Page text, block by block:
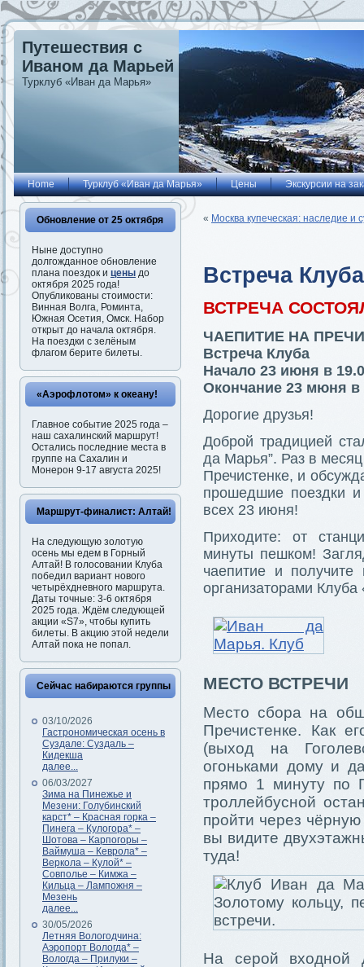
Путешествия с
Иваном да Марьей
Турклуб «Иван да Марья»
Home Турклуб «Иван да Марья» Цены Экскурсии на
Обновление от 25 октября
Ныне доступно
долгожданное обновление
плана поездок и цены до
октября 2025 года!
Опубликованы стоимости:
Винная Волга, Роминта,
Южная Осетия, Омск. Набор
открыт до начала октября.
На поездки с зелёным
флагом берите билеты.
«Аэрофлотом» к океану!
Главное событие 2025 года –
наш сахалинский маршрут!
Остались последние места в
группе на Сахалин и
Монерон 9-17 августа 2025!
Маршрут-финалист: Алтай!
На следующую золотую
осень мы едем в Горный
Алтай! В голосовании Клуба
победил вариант нового
четырёхдневного маршрута.
Даты точные: 3-6 октября
2025 года. Ждём следующей
акции «S7», чтобы купить
билеты. В акцию этой недели
Алтай пока не попал.
Сейчас набираются группы
03/10/2026
Гастрономическая осень в
Суздале: Суздаль –
Кидекша
далее...
06/03/2027
Зима на Пинежье и
Мезени: Голубинский
карст* – Красная горка –
Пинега – Кулогора* –
Шотова – Карпогоры –
Ваймуша – Кеврола* –
Веркола – Кулой* –
Совполье – Кимжа –
Кильца – Лампожня –
Мезень
далее...
30/05/2026
Летняя Вологодчина:
Аэропорт Вологда* –
Вологда – Прилуки –
« Москва купеческая: наследие и
Встреча
ВСТРЕЧА
ЧАЕПИТИЕ НА
Встреча Клуба
Начало 23 июня в
Окончание 23 мюня в
Дорогие друзья!
Доброй традицией
да Марья”. Раз в
Пречистенке, и
прошедшие поездки и
всех 23 июня!
Приходите: от
минуты пешком!
чаепитие и
организаторами
МЕСТО ВСТРЕЧИ
Место сбора на
Пречистенке. Как
(выход на
огоньками дому и
прямо 1 минуту по
троллейбусной
пройти через
вы видите
туда!
На серой входной